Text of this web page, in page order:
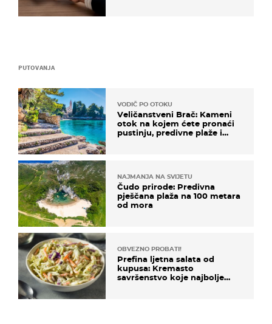
PUTOVANJA
VODIČ PO OTOKU
Veličanstveni Brač: Kameni
otok na kojem ćete pronaći
pustinju, predivne plaže i
NAJMANJA NA SVIJETU
Čudo prirode: Predivna
pješčana plaža na 100 metara
od mora
OBVEZNO PROBATI!
Prefina ljetna salata od
kupusa: Kremasto
savršenstvo koje najbolje